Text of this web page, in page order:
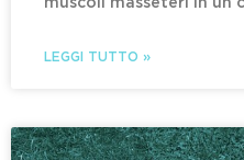
LEGGI TUTTO »